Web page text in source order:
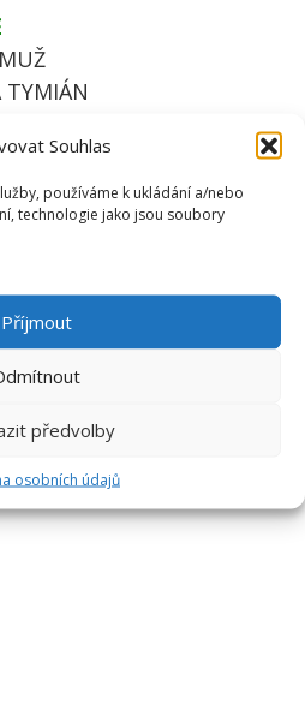
Souhlas
používáme k ukládání a/nebo
technologie jako jsou soubory
Příjmout
předvolby
osobních údajů
TYMIÁN